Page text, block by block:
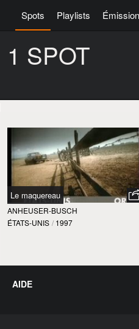
Spots Playlists
1 SPOT
Le maquereau
ANHEUSER-BUSCH
ÉTATS-UNIS / 1997
AIDE